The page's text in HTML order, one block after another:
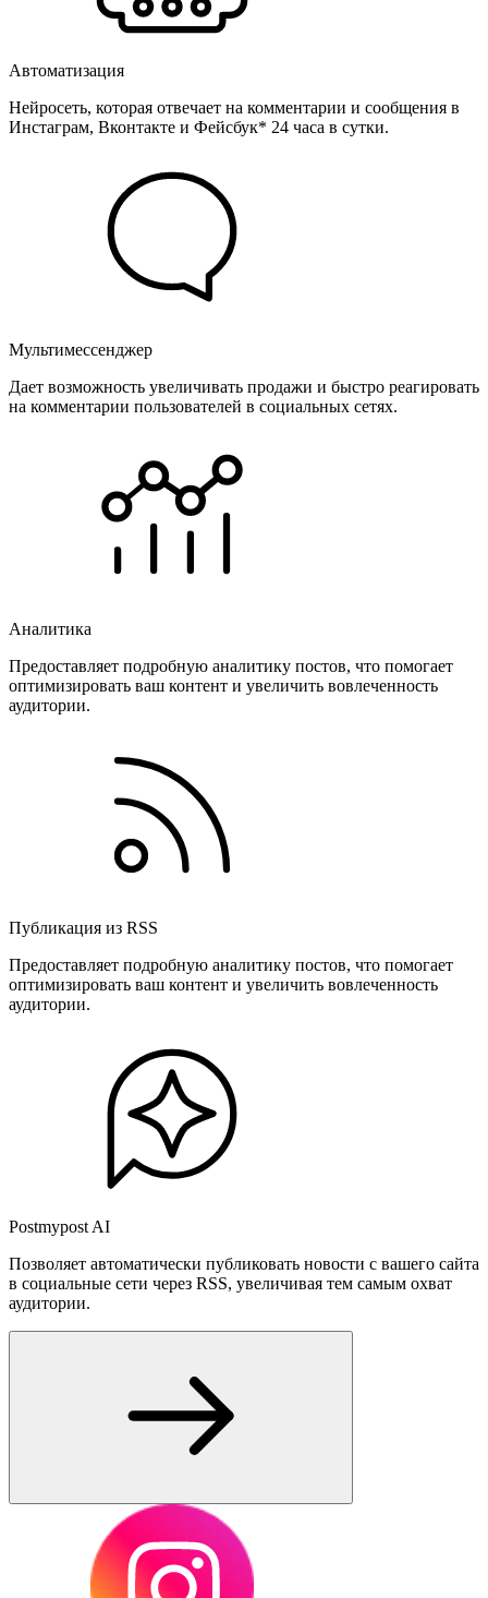
Автоматизация
Нейросеть, которая отвечает на комментарии и сообщения в
Инстаграм, Вконтакте и Фейсбук* 24 часа в сутки.
Мультимессенджер
Дает возможность увеличивать продажи и быстро реагировать
на комментарии пользователей в социальных сетях.
Аналитика
Предоставляет подробную аналитику постов, что помогает
оптимизировать ваш контент и увеличить вовлеченность
аудитории.
Публикация из RSS
Предоставляет подробную аналитику постов, что помогает
оптимизировать ваш контент и увеличить вовлеченность
аудитории.
Postmypost AI
Позволяет автоматически публиковать новости с вашего сайта
в социальные сети через RSS, увеличивая тем самым охват
аудитории.